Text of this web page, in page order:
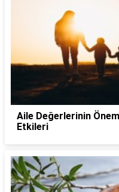
Aile Değerlerinin
Etkileri